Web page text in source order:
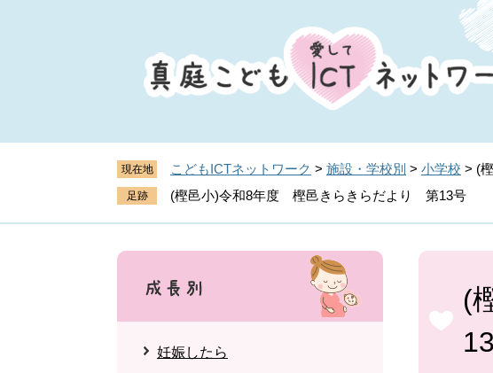
文
現在地 こどもICTネットワーク > 施設・学校別 > 小学校 > (
(樫邑小)令和8年度 樫邑きらきらだより 第13号
本
(
妊娠したら